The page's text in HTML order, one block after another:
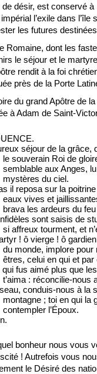
désir, est conservé à
l’exile dans
les futures
Romaine, dont les
le séjour et le
rendit à la foi
près de la Porte
du grand Apôtre de
à Adam de Saint-
séjour de la
le souverain Roi de
semblable aux Anges,
mystères du ciel.
il reposa sur la
eaux vives et
brava les ardeurs du
sont saisis de
si affreux tourment, et
! ô vierge ! ô
du monde, implore
êtres, celui en qui et
qui fus aimé plus que
t’aima : réconcilie-nous
conduis-nous à la
montagne ; toi en qui la
contempler l’Époux.
bonheur nous vous
! Autrefois vous
le Désiré des